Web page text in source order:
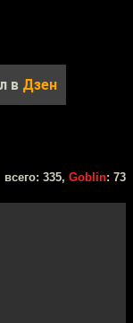
в Дзен
всего: 335, Goblin: 73